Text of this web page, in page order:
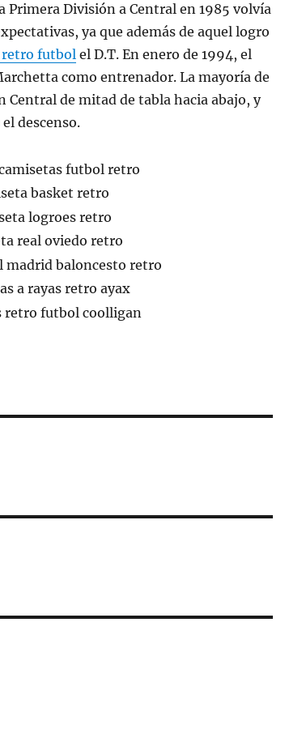
Primera División a Central en 1985 volvía
ya que además de aquel logro
retro futbolel D.T. En enero de 1994, el
como entrenador. La mayoría de
de mitad de tabla hacia abajo, y
descenso.